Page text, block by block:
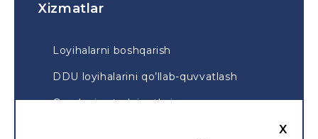
Xizmatlar
Loyihalarni boshqarish
DDU loyihalarini qo’llab-quvvatlash
Geodeziya tadqiqotlari
X